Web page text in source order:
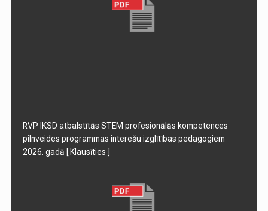
RVP IKSD atbalstītās STEM profesionālās kompetences
pilnveides programmas interešu izglītības pedagogiem
2026. gadā [ Klausīties ]